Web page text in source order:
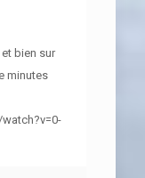
bien sur
minutes